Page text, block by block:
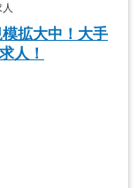
模拡大中！大手
人！